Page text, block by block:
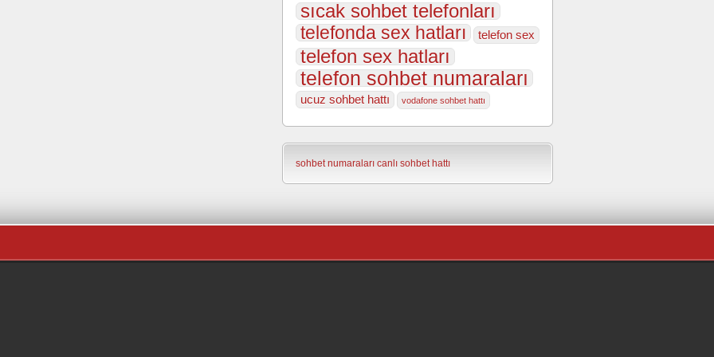
sıcak sohbet telefonları
telefonda sex hatları
telefon sex
telefon sex hatları
telefon sohbet numaraları
ucuz sohbet hattı vodafone sohbet hattı
sohbet numaraları canlı sohbet hattı